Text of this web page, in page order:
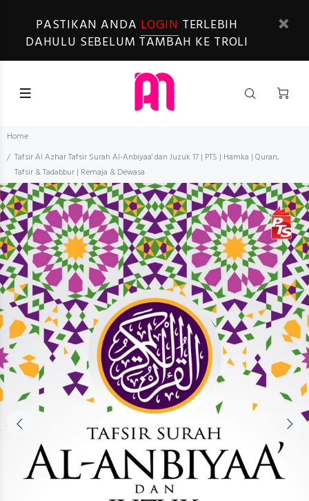
PASTIKAN ANDA LOGIN TERLEBIH
DAHULU SEBELUM TAMBAH KE TROLI
Home
Tafsir Al Azhar Tafsir Surah Al-Anbiyaa' dan Juzuk 17 | PTS | Hamka | Quran,
Tafsir & Tadabbur | Remaja & Dewasa